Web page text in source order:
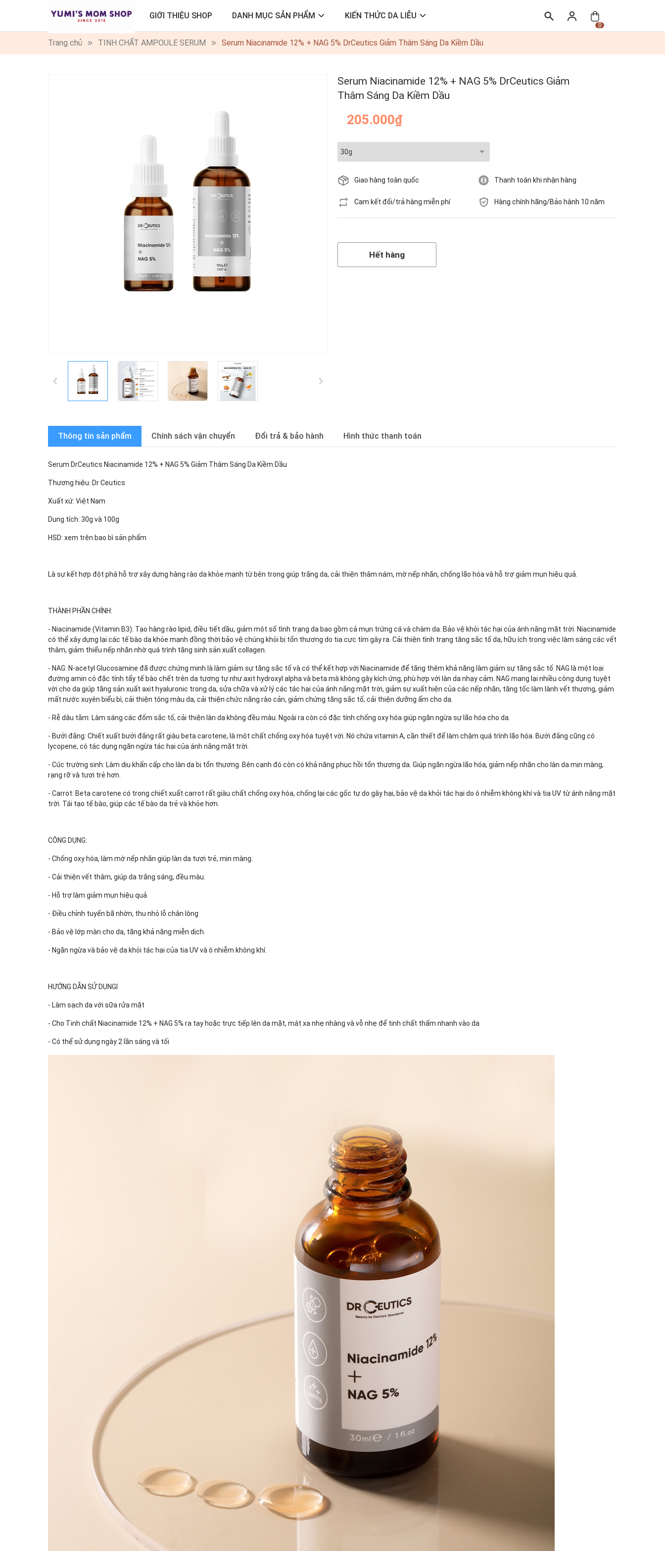
GIỚI THIỆU SHOP DANH MỤC SẢN PHẨM KIẾN THỨC DA LIỄU
0
Trang chủ TINH CHẤT AMPOULE SERUM Serum Niacinamide 12% + NAG 5% DrCeutics Giảm Thâm Sáng Da Kiềm Dầu
Serum Niacinamide 12% + NAG 5% DrCeutics Giảm
Thâm Sáng Da Kiềm Dầu
205.000₫
Giao hàng toàn quốc Thanh toán khi nhận hàng
Cam kết đổi/trả hàng miễn phí Hàng chính hãng/Bảo hành 10 năm
Hết hàng
Thông tin sản phẩm Chính sách vận chuyển Đổi trả & bảo hành Hình thức thanh toán
Serum DrCeutics Niacinamide 12% + NAG 5% Giảm Thâm Sáng Da Kiềm Dầu
Thương hiệu: Dr Ceutics
Xuất xứ: Việt Nam
Dung tích: 30g và 100g
HSD: xem trên bao bì sản phẩm
Là sự kết hợp đột phá hỗ trợ xây dựng hàng rào da khỏe mạnh từ bên trong giúp trắng da, cải thiện thâm nám, mờ nếp nhăn, chống lão hóa và hỗ trợ giảm mụn hiệu quả.
THÀNH PHẦN CHÍNH:
- Niacinamide (Vitamin B3): Tạo hàng rào lipid, điều tiết dầu, giảm một số tình trạng da bao gồm cả mụn trứng cá và chàm da. Bảo vệ khỏi tác hại của ánh nắng mặt trời. Niacinamide
có thể xây dựng lại các tế bào da khỏe mạnh đồng thời bảo vệ chúng khỏi bị tổn thương do tia cực tím gây ra. Cải thiện tình trạng tăng sắc tố da, hữu ích trong việc làm sáng các vết
thâm, giảm thiểu nếp nhăn nhờ quá trình tăng sinh sản xuất collagen.
- NAG: N-acetyl Glucosamine đã được chứng minh là làm giảm sự tăng sắc tố và có thể kết hợp với Niacinamide để tăng thêm khả năng làm giảm sự tăng sắc tố. NAG là một loại
đường amin có đặc tính tẩy tế bào chết trên da tương tự như axit hydroxyl alpha và beta mà không gây kích ứng, phù hợp với làn da nhạy cảm. NAG mang lại nhiều công dụng tuyệt
vời cho da giúp tăng sản xuất axit hyaluronic trong da, sửa chữa và xử lý các tác hại của ánh nắng mặt trời, giảm sự xuất hiện của các nếp nhăn, tăng tốc làm lành vết thương, giảm
mất nước xuyên biểu bì, cải thiện tông màu da, cải thiện chức năng rào cản, giảm chứng tăng sắc tố, cải thiện dưỡng ẩm cho da.
- Rễ dâu tằm: Làm sáng các đốm sắc tố, cải thiện làn da không đều màu. Ngoài ra còn có đặc tính chống oxy hóa giúp ngăn ngừa sự lão hóa cho da.
- Bưởi đắng: Chiết xuất bưởi đắng rất giàu beta carotene, là một chất chống oxy hóa tuyệt vời. Nó chứa vitamin A, cần thiết để làm chậm quá trình lão hóa. Bưởi đắng cũng có
lycopene, có tác dụng ngăn ngừa tác hại của ánh nắng mặt trời.
- Cúc trường sinh: Làm dịu khẩn cấp cho làn da bị tổn thương. Bên cạnh đó còn có khả năng phục hồi tổn thương da. Giúp ngăn ngừa lão hóa, giảm nếp nhăn cho làn da mịn màng,
rạng rỡ và tươi trẻ hơn.
- Carrot: Beta carotene có trong chiết xuất carrot rất giàu chất chống oxy hóa, chống lại các gốc tự do gây hại, bảo vệ da khỏi tác hại do ô nhiễm không khí và tia UV từ ánh nắng mặt
trời. Tái tạo tế bào, giúp các tế bào da trẻ và khỏe hơn.
CÔNG DỤNG:
- Chống oxy hóa, làm mờ nếp nhắn giúp làn da tươi trẻ, mịn màng.
- Cải thiện vết thâm, giúp da trắng sáng, đều màu.
- Hỗ trợ làm giảm mụn hiệu quả
- Điều chỉnh tuyến bã nhờn, thu nhỏ lỗ chân lông
- Bảo vệ lớp màn cho da, tăng khả năng miễn dịch.
- Ngăn ngừa và bảo vệ da khỏi tác hại của tia UV và ô nhiễm không khí.
HƯỚNG DẪN SỬ DỤNGl
- Làm sạch da với sữa rửa mặt
- Cho Tinh chất Niacinamide 12% + NAG 5% ra tay hoặc trực tiếp lên da mặt, mát xa nhẹ nhàng và vỗ nhẹ để tinh chất thấm nhanh vào da
- Có thể sử dụng ngày 2 lần sáng và tối